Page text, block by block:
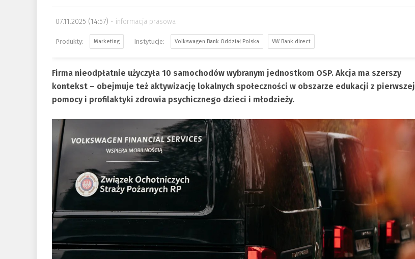
07.11.2025 (14:57) informacja prasowa
Marketing Volkswagen Bank Oddział Polska VW Bank direct
Firma nieodpłatnie użyczyła 10 samochodów wybranym jednostkom OSP. Akcja ma szerszy
kontekst – obejmuje też aktywizację lokalnych społeczności w obszarze edukacji z pierwszej
pomocy i profilaktyki zdrowia psychicznego dzieci i młodzieży.